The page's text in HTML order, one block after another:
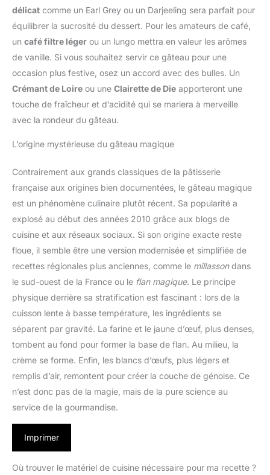
délicat comme un Earl Grey ou un Darjeeling sera parfait pour
équilibrer la sucrosité du dessert. Pour les amateurs de café,
un café filtre léger ou un lungo mettra en valeur les arômes
de vanille. Si vous souhaitez servir ce gâteau pour une
occasion plus festive, osez un accord avec des bulles. Un
Crémant de Loire ou une Clairette de Die apporteront une
touche de fraîcheur et d’acidité qui se mariera à merveille
avec la rondeur du gâteau.
L’origine mystérieuse du gâteau magique
Contrairement aux grands classiques de la pâtisserie
française aux origines bien documentées, le gâteau magique
est un phénomène culinaire plutôt récent. Sa popularité a
explosé au début des années 2010 grâce aux blogs de
cuisine et aux réseaux sociaux. Si son origine exacte reste
floue, il semble être une version modernisée et simplifiée de
recettes régionales plus anciennes, comme le millassondans
le sud-ouest de la France ou le flan magique. Le principe
physique derrière sa stratification est fascinant : lors de la
cuisson lente à basse température, les ingrédients se
séparent par gravité. La farine et le jaune d’œuf, plus denses,
tombent au fond pour former la base de flan. Au milieu, la
crème se forme. Enfin, les blancs d’œufs, plus légers et
remplis d’air, remontent pour créer la couche de génoise. Ce
n’est donc pas de la magie, mais de la pure science au
service de la gourmandise.
Imprimer
Où trouver le matériel de cuisine nécessaire pour ma recette ?